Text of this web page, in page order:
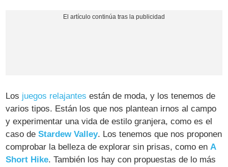
Los juegos relajantes están de moda, y los tenemos de
varios tipos. Están los que nos plantean irnos al campo
y experimentar una vida de estilo granjera, como es el
caso deStardew Valley. Los tenemos que nos proponen
comprobar la belleza de explorar sin prisas, como enA
Short Hike. También los hay con propuestas de lo más